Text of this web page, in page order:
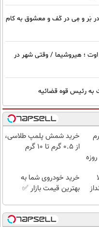
در بَر و مِی در کَف و معشوق به کام
ششم اوت ؛ هیروشیما / وقتی شهر در
به رئیس قوه قضائیه
خرید شمش پلمپ طلاسی،
از ۰.۵ گرم تا ۱۰ گرم
خرید خودروی شما به
بهترین قیمت بازار ✅